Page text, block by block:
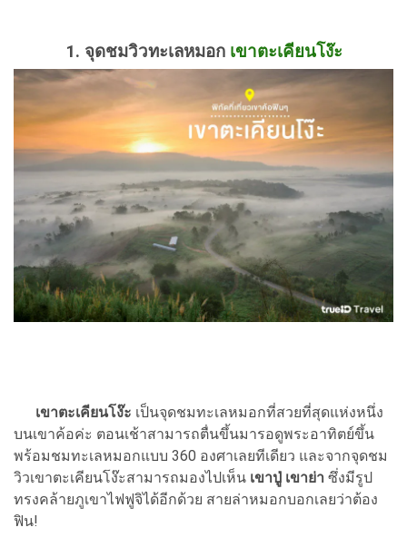
1. จุดชมวิวทะเลหมอก เขาตะเคียนโง๊ะ
เขาตะเคียนโง๊ะ เป็นจุดชมทะเลหมอกที่สวยที่สุดแห่งหนึ่ง
บนเขาค้อค่ะ ตอนเช้าสามารถตื่นขึ้นมารอดูพระอาทิตย์ขึ้น
พร้อมชมทะเลหมอกแบบ 360 องศาเลยทีเดียว และจากจุดชม
วิวเขาตะเคียนโง๊ะสามารถมองไปเห็น เขาปู่ เขาย่า ซึ่งมีรูป
ทรงคล้ายภูเขาไฟฟูจิได้อีกด้วย สายล่าหมอกบอกเลยว่าต้อง
ฟิน!